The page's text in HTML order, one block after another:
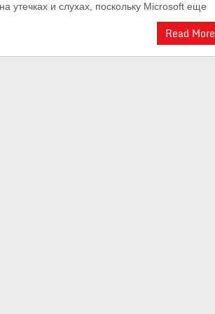
утечках и слухах, поскольку Microsoft еще
Read More